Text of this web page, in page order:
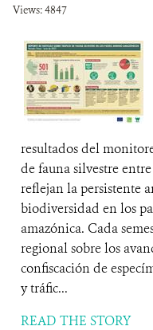
Views: 4847
resultados de​l
de fauna silvestre
reflejan la persistente
biodiversidad en los
amazónica.​ ​​​Cada
regional sobre los
confiscación de
y tráfic...
READ THE STORY